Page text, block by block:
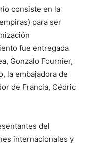
consiste en la
para ser
fue entregada
Gonzalo Fournier,
la embajadora de
de Francia, Cédric
del
internacionales y